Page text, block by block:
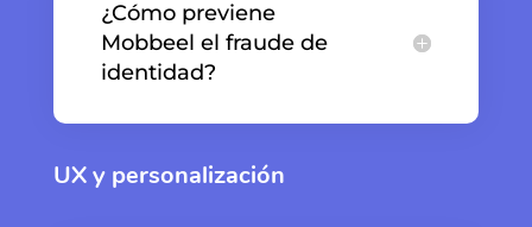
¿Cómo previene
Mobbeel el fraude de
identidad?
UX y personalización